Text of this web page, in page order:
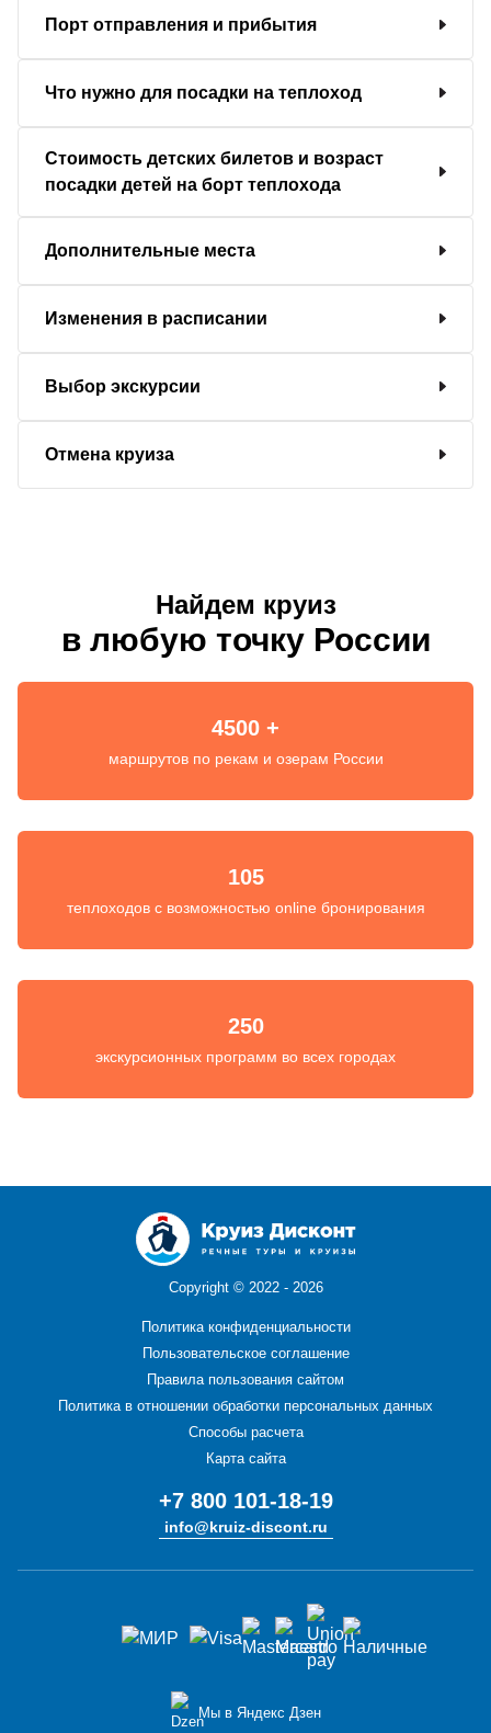
Порт отправления и прибытия
Что нужно для посадки на теплоход
Стоимость детских билетов и возраст
посадки детей на борт теплохода
Дополнительные места
Изменения в расписании
Выбор экскурсии
Отмена круиза
Найдем круиз
в любую точку России
4500 +
маршрутов по рекам и озерам России
105
теплоходов с возможностью online бронирования
250
экскурсионных программ во всех городах
Copyright © 2022 - 2026
Политика конфиденциальности
Пользовательское соглашение
Правила пользования сайтом
Политика в отношении обработки персональных данных
Способы расчета
Карта сайта
+7 800 101-18-19
info@kruiz-discont.ru
Мы в Яндекс Дзен